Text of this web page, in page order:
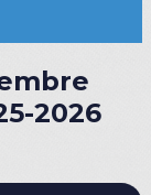
2026